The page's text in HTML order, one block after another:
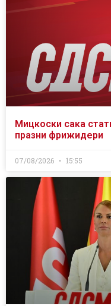
Мицкоски сака
празни фрижидери
07/08/2026 15:55